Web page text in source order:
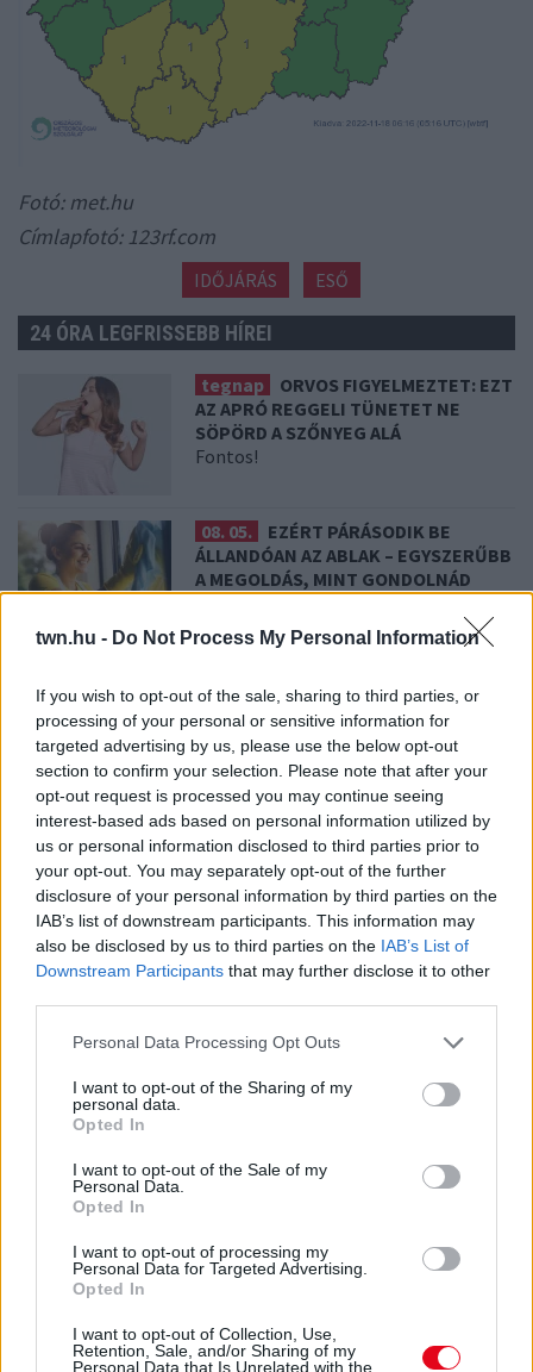
twn.hu - Do Not Process My Personal Information
If you wish to opt-out of the sale, sharing to third parties, or
processing of your personal or sensitive information for
targeted advertising by us, please use the below opt-out
section to confirm your selection. Please note that after your
opt-out request is processed you may continue seeing
interest-based ads based on personal information utilized by
us or personal information disclosed to third parties prior to
your opt-out. You may separately opt-out of the further
disclosure of your personal information by third parties on the
IAB’s list of downstream participants. This information may
also be disclosed by us to third parties on the IAB’s List of
Downstream Participants that may further disclose it to other
Please note that this website/app uses one or more Google
not limited to your visit or usage behaviour. You may click to
grant or deny consent to Google and its third-party tags to
use your data for below specified purposes in below Google
consent section.
Personal Data Processing Opt Outs
I want to opt-out of the Sharing of my
personal data.
Opted In
I want to opt-out of the Sale of my
Personal Data.
Opted In
I want to opt-out of processing my
Personal Data for Targeted Advertising.
Opted In
I want to opt-out of Collection, Use,
Retention, Sale, and/or Sharing of my
Personal Data that Is Unrelated with the
Fotó: met.hu
Címlapfotó: 123rf.com
IDŐJÁRÁS ESŐ
24 ÓRA LEGFRISSEBB HÍREI
tegnap
ORVOS FIGYELMEZTET: EZT
AZ APRÓ REGGELI TÜNETET NE
SÖPÖRD A SZŐNYEG ALÁ
Fontos!
08. 05.
EZÉRT PÁRÁSODIK BE
ÁLLANDÓAN AZ ABLAK – EGYSZERŰBB
A MEGOLDÁS, MINT GONDOLNÁD
SZÓDABIKARBÓNÁVAL: EZZEL LESZ
ÚJRA CSILLOGÓ A VÍZKÖVES CSAP
A legjobb trükk
08. 03.
HA MINDIG EZT A MONDATOT
HASZNÁLOD, AZ RENDKÍVÜL MAGAS
ÉRZELMI INTELLIGENCIÁRA UTALHAT
Te szoktad?
08. 02.
SOKAN ROSSZUL TÁROLJÁK A GYÓGYSZEREIKET –
EMIATT CSÖKKENHET A HATÁSUK
VITAMINHIÁNY – ILYEN JELEKRE FIGYELJ
Erre figyelj!
07. 31.
NEM A CITROMSAV, AZ ECET VAGY A
SZÓDABIKARBÓNA A LEGERŐSEBB: EZT HASZNÁLJÁK A
SZÁLLODÁKBAN A VÍZKŐ ELLEN
07. 31.
HAGYD A SÓT: EGY CSIPET EBBŐL A FŐZŐVÍZBE,
Titkos hozzávaló